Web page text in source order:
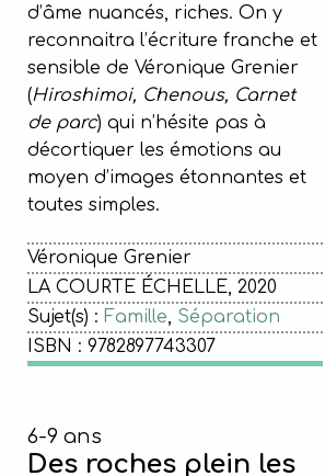
d’âme nuancés, riches. On y
reconnaitra l’écriture franche et
sensible de Véronique Grenier
(Hiroshimoi, Chenous, Carnet
de parc) qui n’hésite pas à
décortiquer les émotions au
moyen d’images étonnantes et
toutes simples.
Véronique Grenier
LA COURTE ÉCHELLE, 2020
Sujet(s) : Famille, Séparation
ISBN : 9782897743307
6-9 ans
Des roches plein les